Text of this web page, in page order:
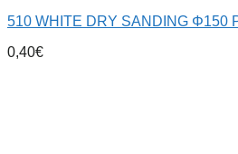
510 WHITE DRY SANDING Φ150
0,40€